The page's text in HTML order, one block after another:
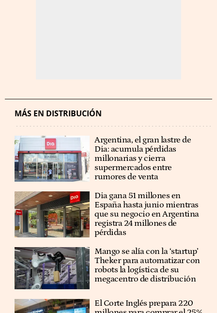
MÁS EN DISTRIBUCIÓN
Argentina, el gran lastre de
Dia: acumula pérdidas
millonarias y cierra
supermercados entre
rumores de venta
Dia gana 51 millones en
España hasta junio mientras
que su negocio en Argentina
registra 24 millones de
pérdidas
Mango se alía con la ‘startup’
Theker para automatizar con
robots la logística de su
megacentro de distribución
El Corte Inglés prepara 220